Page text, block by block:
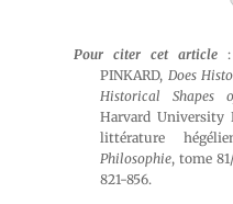
Pour citer cet article
PINKARD, Does
Historical Shapes
Harvard University
littérature
Philosophie, tome
821-856.